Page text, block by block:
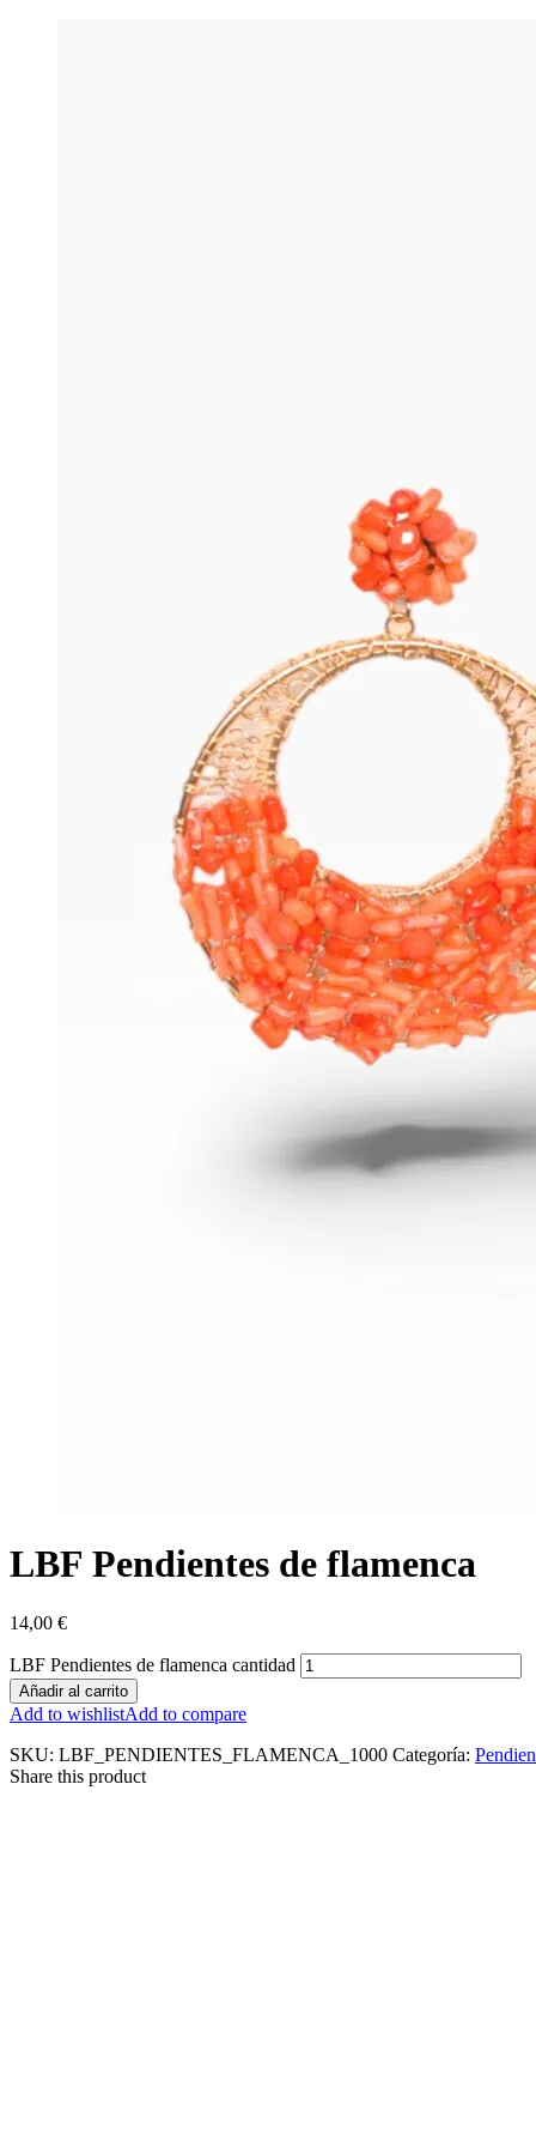
LBF Pendientes de flamenca
14,00 €
LBF Pendientes de flamenca cantidad
Añadir al carrito
Add to wishlistAdd to compare
SKU: LBF_PENDIENTES_FLAMENCA_1000 Categoría:
Share this product